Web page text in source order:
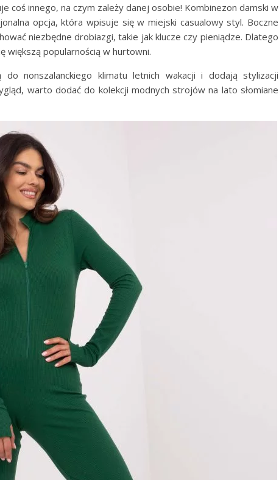
coś innego, na czym zależy danej osobie! Kombinezon damski w
opcja, która wpisuje się w miejski casualowy styl. Boczne
niezbędne drobiazgi, takie jak klucze czy pieniądze. Dlatego
większą popularnością w hurtowni.
nonszalanckiego klimatu letnich wakacji i dodają stylizacji
warto dodać do kolekcji modnych strojów na lato słomiane